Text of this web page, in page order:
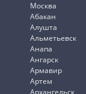
Москва
Абакан
Алушта
Альметьевск
Анапа
Ангарск
Армавир
Артем
Архангельск